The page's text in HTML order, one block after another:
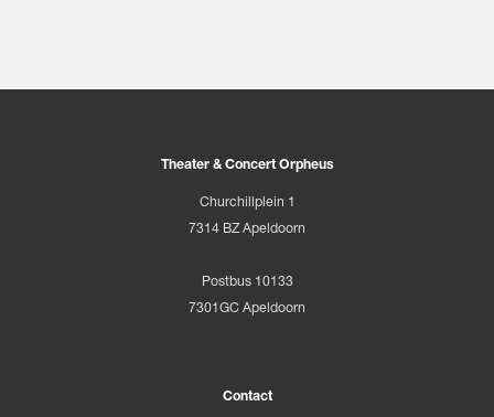
Theater & Concert Orpheus
Churchillplein 1
7314 BZ Apeldoorn
Postbus 10133
7301GC Apeldoorn
Contact